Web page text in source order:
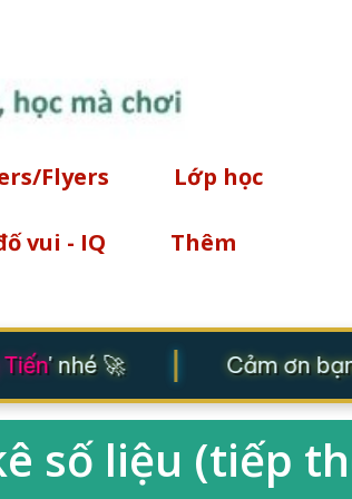
Flyers Lớp học
vui - IQ Thêm
' nhé 🚀 Cảm ơn
số liệu (tiếp